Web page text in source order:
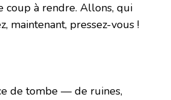
coup à rendre. Allons, qui
maintenant, pressez-vous !
de tombe — de ruines,